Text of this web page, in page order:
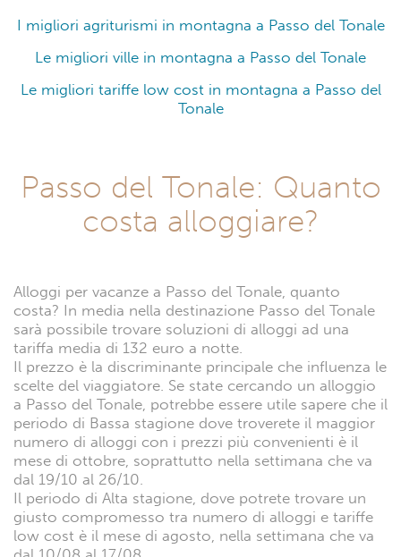
indimenticabile a Passo del Tonale.
servizi che si adatteranno perfettamente alle vostre
richiesta: Animali ammessi, Cucina, Piscina,
Lavastoviglie, Spa e molto altro ancora. A voi la
I migliori appartamenti in montagna a Passo del
Tonale
I migliori Hotel in montagna a Passo del Tonale
Le migliori case indipendenti in montagna a Passo
del Tonale
I migliori agriturismi in montagna a Passo del Tonale
Le migliori ville in montagna a Passo del Tonale
Le migliori tariffe low cost in montagna a Passo del
Tonale
Passo del Tonale: Quanto